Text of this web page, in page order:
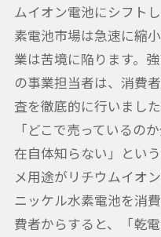
ムイオン電池にシフト
素電池市場は急速に縮
業は苦境に陥ります。
の事業担当者は、消費
査を徹底的に行いまし
「どこで売っているの
在自体知らない」とい
メ用途がリチウムイオ
ニッケル水素電池を消
費者からすると、「乾